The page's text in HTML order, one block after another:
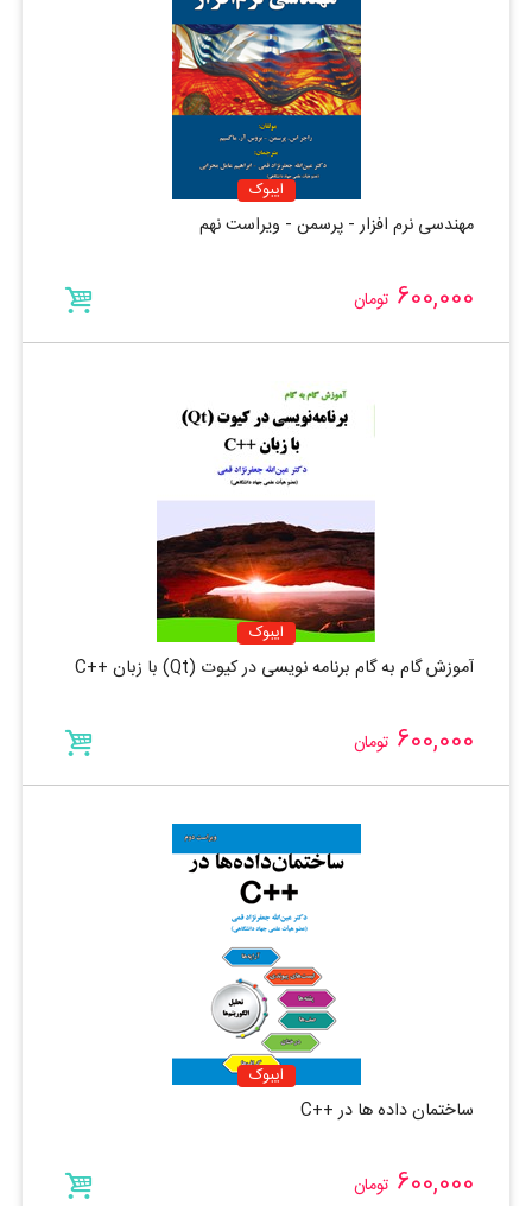
ایبوک
مهندسی نرم افزار - پرسمن - ویراست نهم
600,000 تومان
ایبوک
آموزش گام به گام برنامه نویسی در کیوت (Qt) با زبان ++C
600,000 تومان
ایبوک
ساختمان داده ها در ++C
600,000 تومان